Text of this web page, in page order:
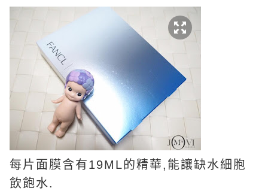
每片面膜含有19ML的精華,能讓缺水細胞
飲飽水.